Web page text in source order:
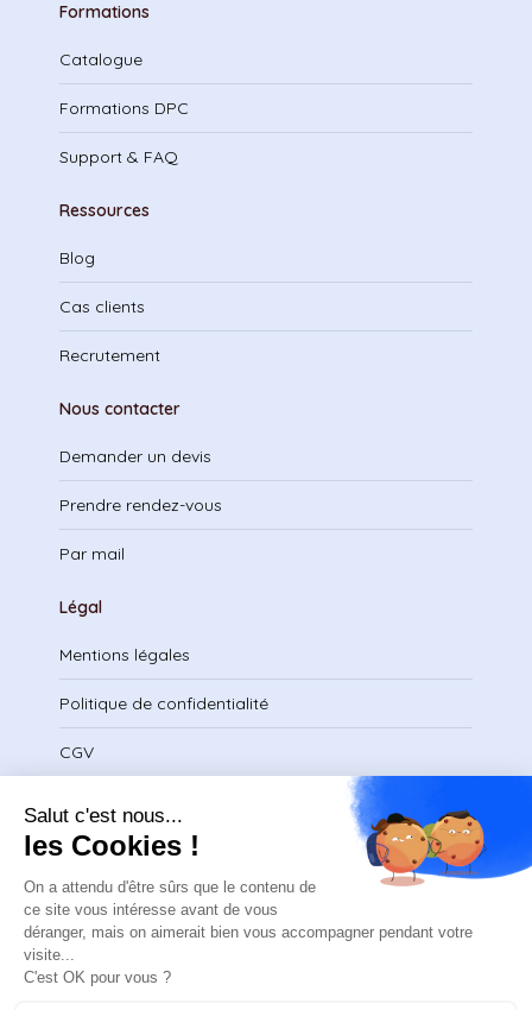
Formations
Catalogue
Formations DPC
Support & FAQ
Ressources
Blog
Cas clients
Recrutement
Nous contacter
Demander un devis
Prendre rendez-vous
Par mail
Légal
Mentions légales
Politique de confidentialité
CGV
Télécharger le certificat